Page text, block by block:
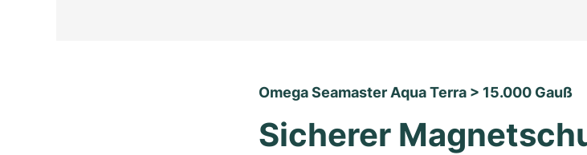
Omega Seamaster Aqua Terra > 15.000 Gauß
Sicherer